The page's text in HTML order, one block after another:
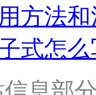
方法
式怎